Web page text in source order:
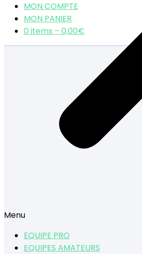
MON COMPTE
MON PANIER
0 items – 0,00€
Menu
EQUIPE PRO
EQUIPES AMATEURS